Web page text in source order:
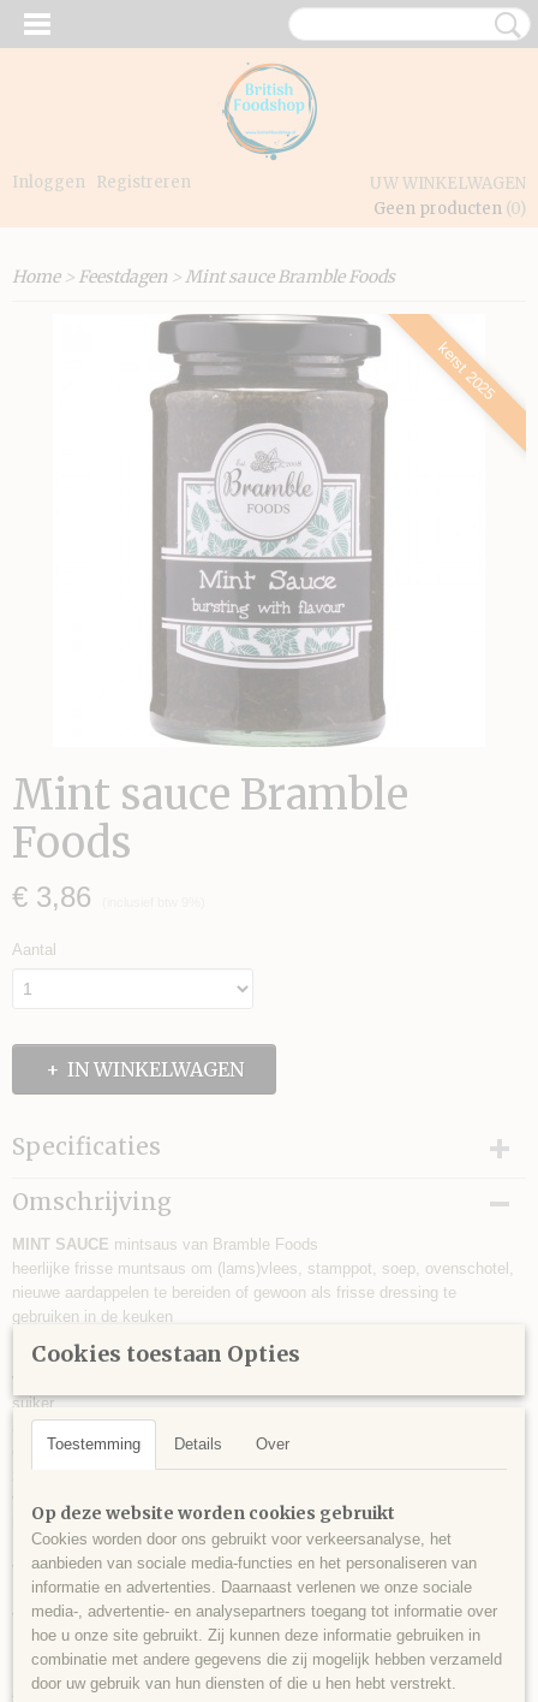
Inloggen Registreren
UW WINKELWAGEN
Geen producten (0)
Home> Feestdagen >Mint sauce Bramble Foods
kerst 2025
Mint sauce Bramble
Foods
€ 3,86
Aantal
IN WINKELWAGEN
Specificaties
Productcode
24043013
EAN code
5060172430130
Productcode leverancier
24043013
Netto gewicht
Omschrijving
MINT SAUCE mintsaus van Bramble Foods
heerlijke frisse muntsaus om (lams)vlees, stamppot, soep, ovenschotel,
nieuwe aardappelen te bereiden of gewoon als frisse dressing te
gebruiken in de keuken
Ingrediënten:
water,
suiker,
azijnzuur,
gedroogde mint (6%),
verdikkingsmiddel: xanthaangom;
kleurstof: kopercomplexen van chlorofylinen.
Voedingswaarde per 100g:
Energie 426kJ/102kcal;
Vet 0,3g waarvan verzadigde vetzuren 0,0g;
Koolhydraten 24g waarvan suikers 22g;
Eiwit 1,6g;
Zout 0,94g.
Cookies toestaan Opties
Toestemming Details Over
Op deze website worden cookies gebruikt
Cookies worden door ons gebruikt voor verkeersanalyse, het
aanbieden van sociale media-functies en het personaliseren van
informatie en advertenties. Daarnaast verlenen we onze sociale
media-, advertentie- en analysepartners toegang tot informatie over
hoe u onze site gebruikt. Zij kunnen deze informatie gebruiken in
combinatie met andere gegevens die zij mogelijk hebben verzameld
door uw gebruik van hun diensten of die u hen hebt verstrekt.